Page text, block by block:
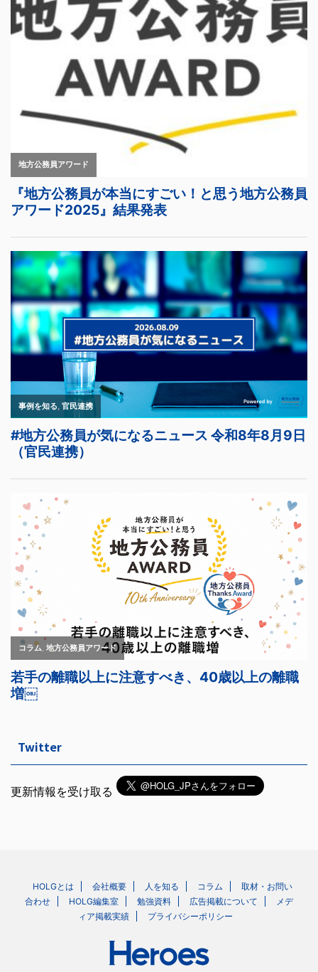
Twitter
更新情報を受け取る
HOLGとは 会社概要 人を知る コラム
取材・お問い
合わせ
HOLG編集室 勉強資料 広告掲載について
メデ
ィア掲載実績
プライバシーポリシー